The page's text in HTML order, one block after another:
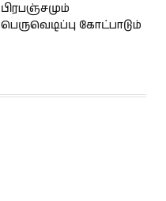
பிரபஞ்சமும்
பெருவெடிப்பு கோட்பாடும்